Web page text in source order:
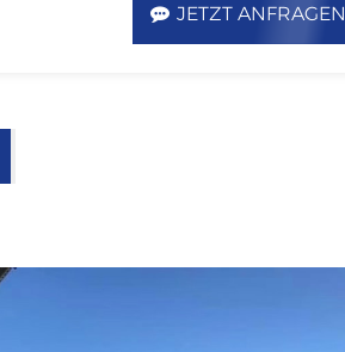
JETZT ANFRAGEN